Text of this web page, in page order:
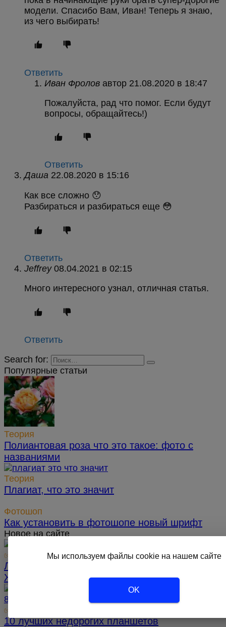
модели. Спасибо Вам, Иван! Теперь я знаю,
из чего выбирать!
Ответить
Иван Фролов автор
в
Пожалуйста, рад что помог. Если будут
вопросы, обращайтесь!)
Ответить
Даша
в
Как все сложно 😯
Разбираться и разбираться еще 😳
Ответить
Jeffrey
в
Много интересного узнал, отличная статья.
Ответить
Search for:
Популярные статьи
Теория
Полиантовая роза что это такое: фото с
названиями
Теория
Плагиат, что это значит
Фотошоп
Как установить в фотошопе новый шрифт
Новое на сайте
✅Статьи
Лучший сериал на сегодняшний день –
Жаркое соперничество
✅Статьи
10 лучших недорогих планшетов
Мы используем файлы cookie на нашем сайте
OK